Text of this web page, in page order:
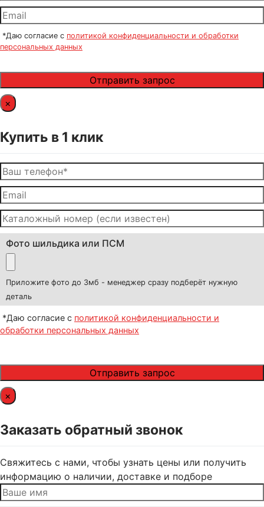
*Даю согласие с политикой конфиденциальности и обработки
персональных данных
×
Купить в 1 клик
Фото шильдика или ПСМ
Приложите фото до 3мб - менеджер сразу подберёт нужную
деталь
*Даю согласие с политикой конфиденциальности и
обработки персональных данных
×
Заказать обратный звонок
Свяжитесь с нами, чтобы узнать цены или получить
информацию о наличии, доставке и подборе